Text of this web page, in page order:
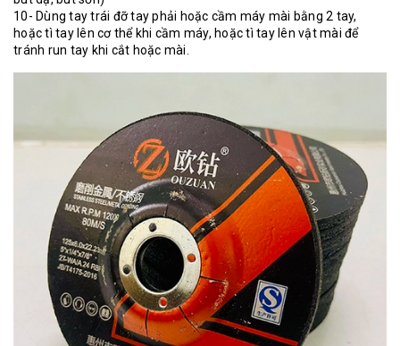
10- Dùng tay trái đỡ tay phải hoặc cầm máy mài bằng 2 tay,
hoặc tì tay lên cơ thể khi cầm máy, hoặc tì tay lên vật mài để
tránh run tay khi cắt hoặc mài.